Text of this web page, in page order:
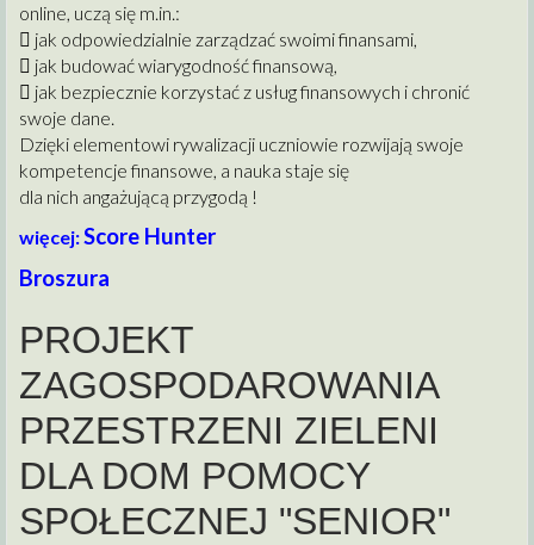
online, uczą się m.in.:
 jak odpowiedzialnie zarządzać swoimi finansami,
 jak budować wiarygodność finansową,
 jak bezpiecznie korzystać z usług finansowych i chronić
swoje dane.
Dzięki elementowi rywalizacji uczniowie rozwijają swoje
kompetencje finansowe, a nauka staje się
dla nich angażującą przygodą !
więcej:Score Hunter
Broszura
PROJEKT
ZAGOSPODAROWANIA
PRZESTRZENI ZIELENI
DLA DOM POMOCY
SPOŁECZNEJ "SENIOR"